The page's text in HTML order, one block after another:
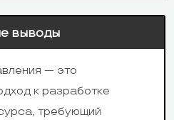
выводы
— это
к разработке
требующий